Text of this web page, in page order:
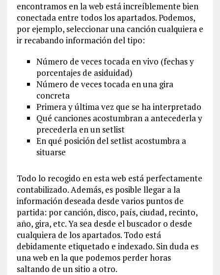
encontramos en la web está increíblemente bien
conectada entre todos los apartados. Podemos,
por ejemplo, seleccionar una canción cualquiera e
ir recabando información del tipo:
Número de veces tocada en vivo (fechas y
porcentajes de asiduidad)
Número de veces tocada en una gira
concreta
Primera y última vez que se ha interpretado
Qué canciones acostumbran a antecederla y
precederla en un setlist
En qué posición del setlist acostumbra a
situarse
Todo lo recogido en esta web está perfectamente
contabilizado. Además, es posible llegar a la
información deseada desde varios puntos de
partida: por canción, disco, país, ciudad, recinto,
año, gira, etc. Ya sea desde el buscador o desde
cualquiera de los apartados. Todo está
debidamente etiquetado e indexado. Sin duda es
una web en la que podemos perder horas
saltando de un sitio a otro.